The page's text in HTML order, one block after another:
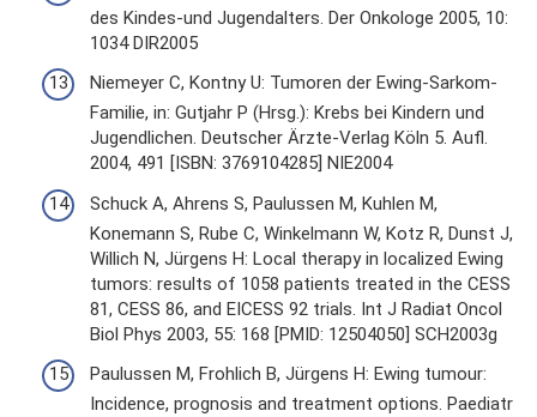
des Kindes-und Jugendalters. Der Onkologe 2005, 10:
1034 DIR2005
Niemeyer C, Kontny U: Tumoren der Ewing-Sarkom-
Familie, in: Gutjahr P (Hrsg.): Krebs bei Kindern und
Jugendlichen. Deutscher Ärzte-Verlag Köln 5. Aufl.
2004, 491 [ISBN: 3769104285] NIE2004
Schuck A, Ahrens S, Paulussen M, Kuhlen M,
Konemann S, Rube C, Winkelmann W, Kotz R, Dunst J,
Willich N, Jürgens H: Local therapy in localized Ewing
tumors: results of 1058 patients treated in the CESS
81, CESS 86, and EICESS 92 trials. Int J Radiat Oncol
Biol Phys 2003, 55: 168 [PMID: 12504050] SCH2003g
Paulussen M, Frohlich B, Jürgens H: Ewing tumour:
Incidence, prognosis and treatment options. Paediatr